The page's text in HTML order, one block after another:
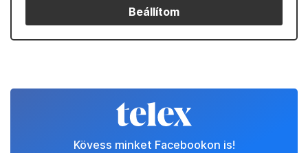
Beállítom
Kövess minket Facebookon is!